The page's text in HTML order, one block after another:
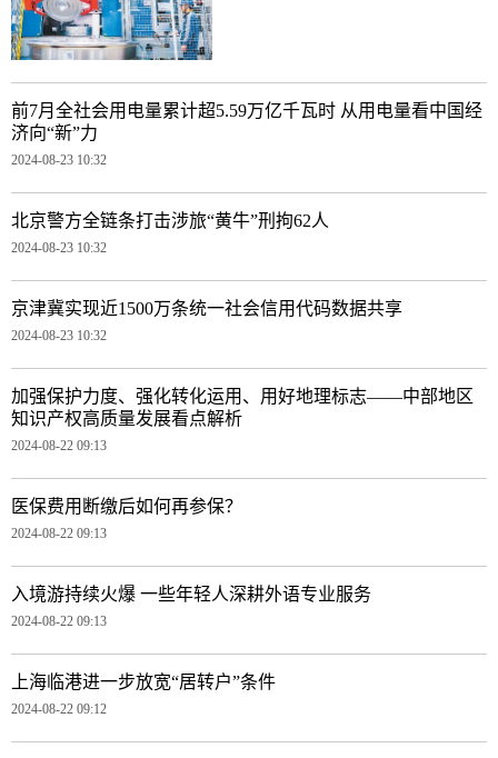
前7月全社会用电量累计超5.59万亿千瓦时 从用电量看中国经
济向“新”力
2024-08-23 10:32
北京警方全链条打击涉旅“黄牛”刑拘62人
2024-08-23 10:32
京津冀实现近1500万条统一社会信用代码数据共享
2024-08-23 10:32
加强保护力度、强化转化运用、用好地理标志——中部地区
知识产权高质量发展看点解析
2024-08-22 09:13
医保费用断缴后如何再参保？
2024-08-22 09:13
入境游持续火爆 一些年轻人深耕外语专业服务
2024-08-22 09:13
上海临港进一步放宽“居转户”条件
2024-08-22 09:12